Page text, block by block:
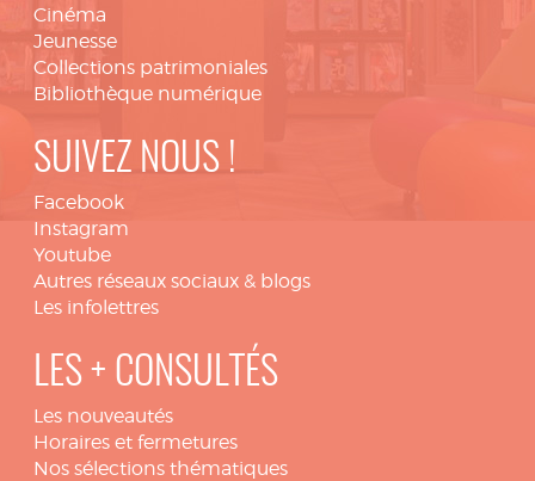
Cinéma
Jeunesse
Collections patrimoniales
Bibliothèque numérique
SUIVEZ NOUS !
Facebook
Instagram
Youtube
Autres réseaux sociaux & blogs
Les infolettres
LES + CONSULTÉS
Les nouveautés
Horaires et fermetures
Nos sélections thématiques